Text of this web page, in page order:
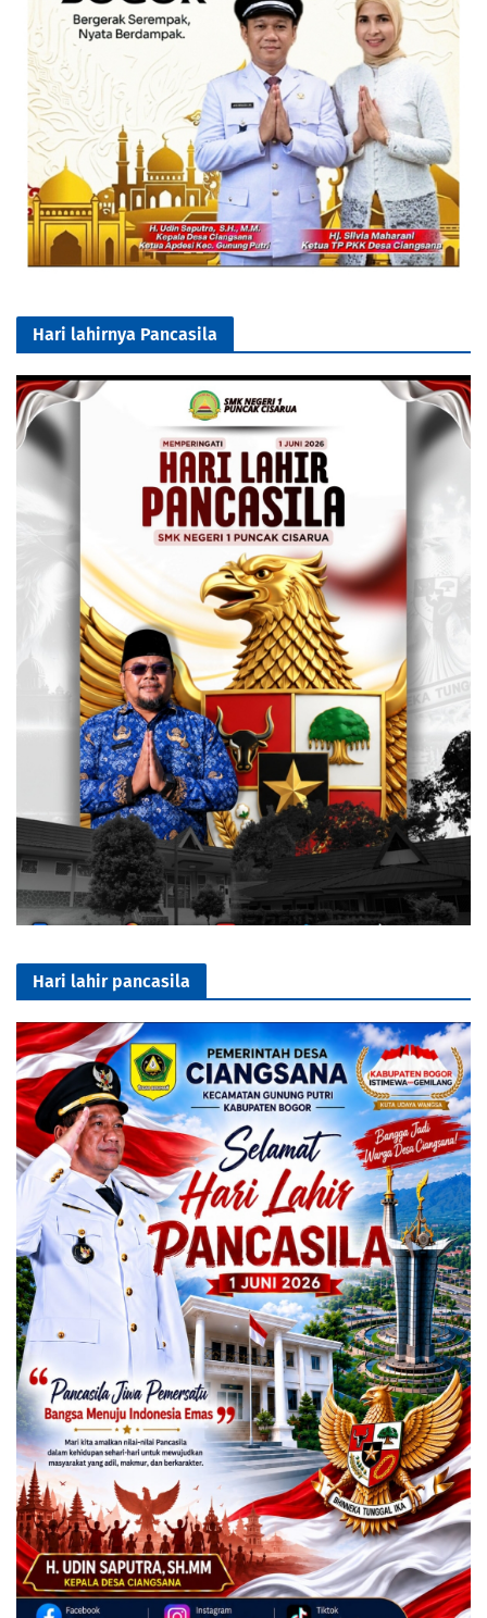
Hari lahirnya Pancasila
Hari lahir pancasila